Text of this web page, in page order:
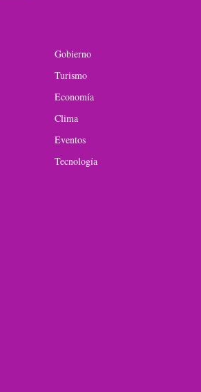
Gobierno
Turismo
Economía
Clima
Eventos
Tecnología